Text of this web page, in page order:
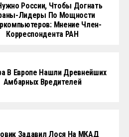
России, Чтобы Догнать
Лидеры По Мощности
Мнение Член-
Корреспондента РАН
В Европе Нашли Древнейших
Амбарных Вредителей
Задавил Лося На МКАД